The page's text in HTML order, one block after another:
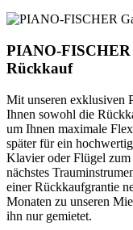
PIANO-
Rückkauf
Mit unseren exklusiven
Ihnen sowohl die
um Ihnen maximale
später für ein
Klavier oder Flügel
nächstes
einer Rückkaufgrantie
Monaten zu unseren
ihn nur gemietet.